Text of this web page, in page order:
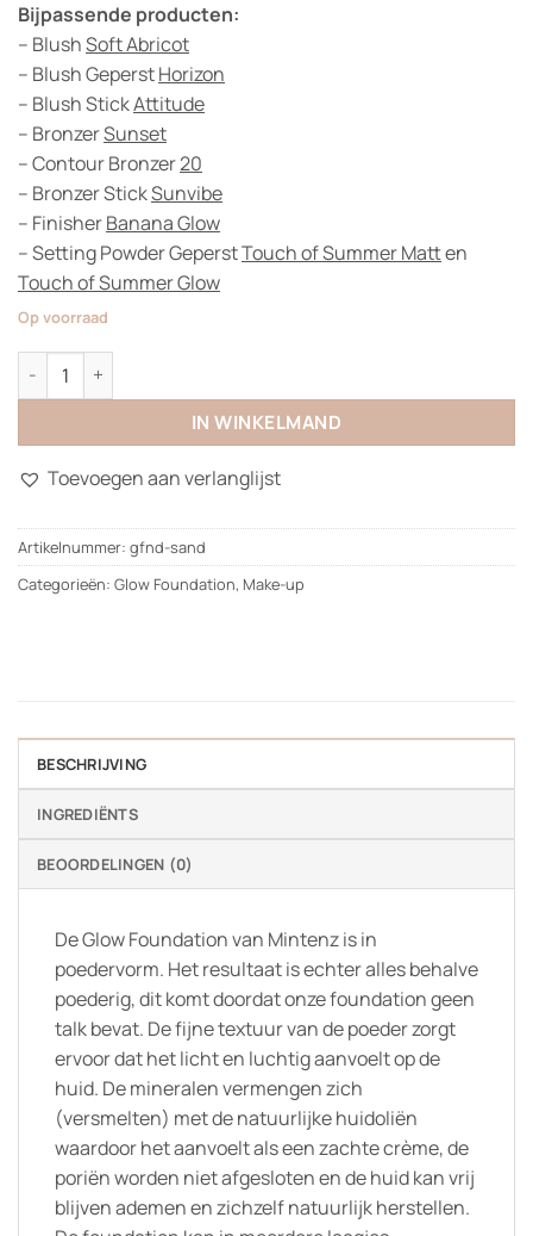
Bijpassende producten:
– BlushSoft Abricot
– Blush GeperstHorizon
– Blush StickAttitude
– BronzerSunset
– Contour Bronzer20
– Bronzer StickSunvibe
– FinisherBanana Glow
– Setting Powder GeperstTouch of Summer Matten
Touch of Summer Glow
Op voorraad
Glow Foundation aantal
IN WINKELMAND
Toevoegen aan verlanglijst
Artikelnummer: gfnd-sand
Categorieën: Glow Foundation, Make-up
BESCHRIJVING
INGREDIËNTS
BEOORDELINGEN (0)
De Glow Foundation van Mintenz is in
poedervorm. Het resultaat is echter alles behalve
poederig, dit komt doordat onze foundation geen
talk bevat. De fijne textuur van de poeder zorgt
ervoor dat het licht en luchtig aanvoelt op de
huid. De mineralen vermengen zich
(versmelten) met de natuurlijke huidoliën
waardoor het aanvoelt als een zachte crème, de
poriën worden niet afgesloten en de huid kan vrij
blijven ademen en zichzelf natuurlijk herstellen.